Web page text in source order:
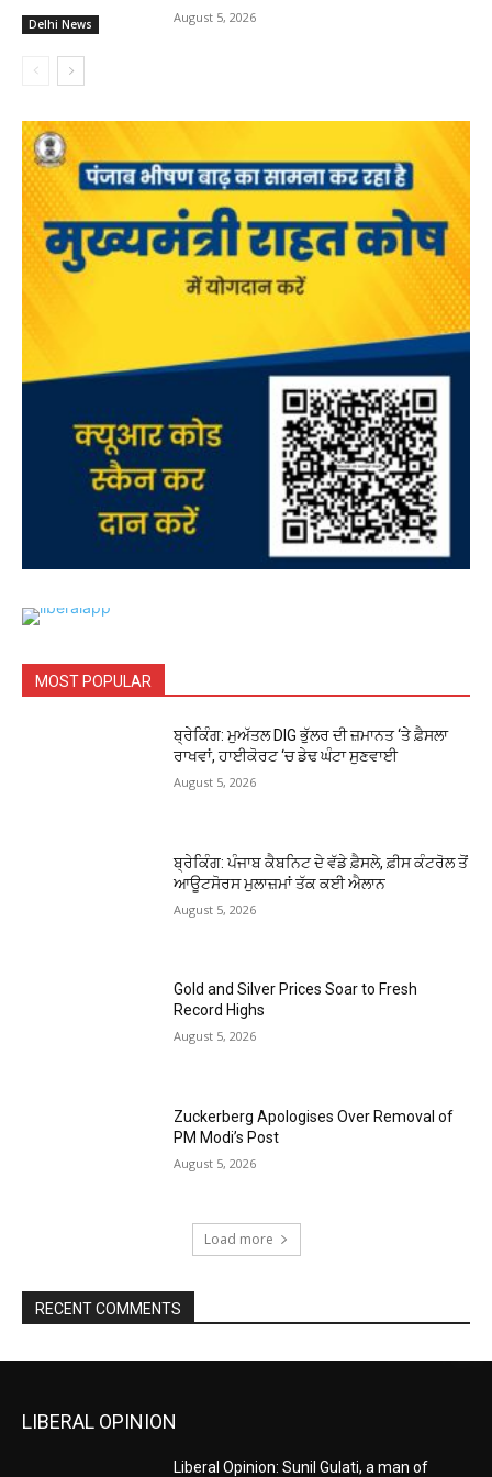
Delhi News August 5, 2026
MOST POPULAR
ਬ੍ਰੇਕਿੰਗ: ਮੁਅੱਤਲ DIG ਭੁੱਲਰ ਦੀ ਜ਼ਮਾਨਤ ‘ਤੇ ਫ਼ੈਸਲਾ
ਰਾਖਵਾਂ, ਹਾਈਕੋਰਟ ‘ਚ ਡੇਢ ਘੰਟਾ ਸੁਣਵਾਈ
August 5, 2026
ਬ੍ਰੇਕਿੰਗ: ਪੰਜਾਬ ਕੈਬਨਿਟ ਦੇ ਵੱਡੇ ਫ਼ੈਸਲੇ, ਫ਼ੀਸ ਕੰਟਰੋਲ ਤੋਂ
ਆਊਟਸੋਰਸ ਮੁਲਾਜ਼ਮਾਂ ਤੱਕ ਕਈ ਐਲਾਨ
August 5, 2026
Gold and Silver Prices Soar to Fresh
Record Highs
August 5, 2026
Zuckerberg Apologises Over Removal of
PM Modi’s Post
August 5, 2026
Load more
RECENT COMMENTS
LIBERAL OPINION
Liberal Opinion: Sunil Gulati, a man of